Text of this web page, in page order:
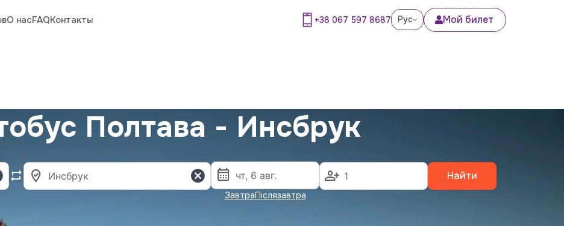
О насFAQКонтакты +38 067 597 8687 Рус Мой билет
Полтава - Инсбрук
ЗавтраПіслязавтра
Найти